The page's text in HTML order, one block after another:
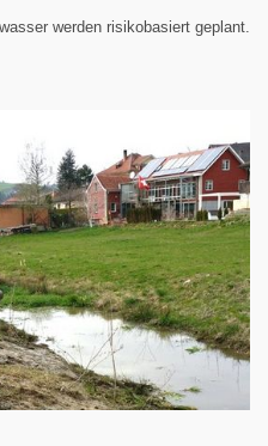
werden risikobasiert geplant.